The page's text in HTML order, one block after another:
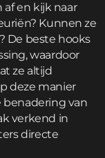
af en kijk naar
Kunnen ze
De beste hooks
waardoor
ze altijd
deze manier
benadering van
verkend in
directe